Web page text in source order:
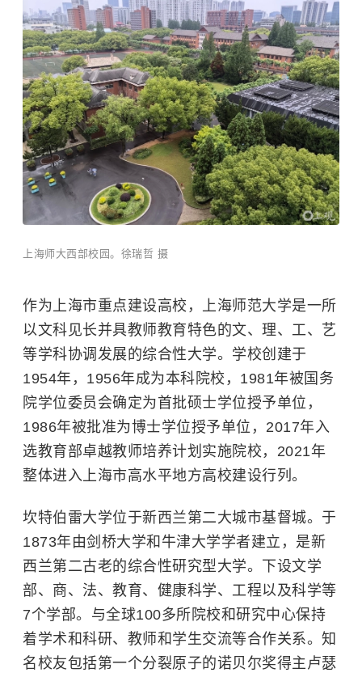
上海师大西部校园。徐瑞哲 摄
作为上海市重点建设高校，上海师范大学是一所
以文科见长并具教师教育特色的文、理、工、艺
等学科协调发展的综合性大学。 学校创建于
1954年，1956年成为本科院校，1981年被国务
院学位委员会确定为首批硕士学位授予单位，
1986年被批准为博士学位授予单位，2017年入
选教育部卓越教师培养计划实施院校，2021年
整体进入上海市高水平地方高校建设行列。
坎特伯雷大学位于新西兰第二大城市基督城。于
1873年由剑桥大学和牛津大学学者建立，是新
西兰第二古老的综合性研究型大学。下设文学
部、商、法、教育、健康科学、工程以及科学等
7个学部。与全球100多所院校和研究中心保持
着学术和科研、教师和学生交流等合作关系。知
名校友包括第一个分裂原子的诺贝尔奖得主卢瑟